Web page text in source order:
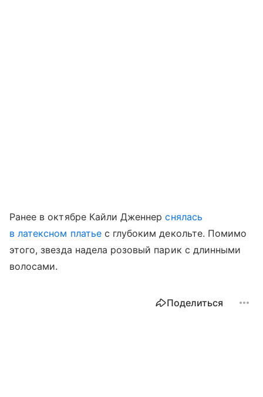
Ранее в октябре Кайли Дженнерснялась
в латексном платьес глубоким декольте. Помимо
этого, звезда надела розовый парик с длинными
волосами.
Поделиться